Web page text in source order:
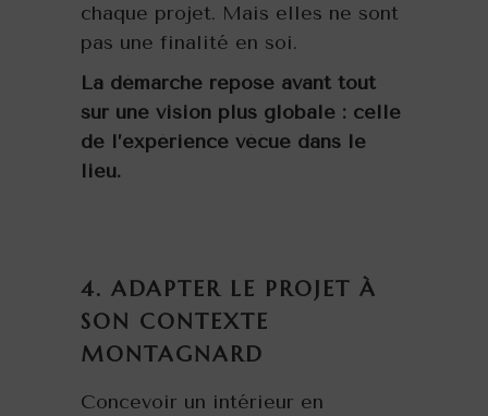
chaque projet. Mais elles ne sont
pas une finalité en soi.
La démarche repose avant tout
sur une vision plus globale : celle
de l’expérience vécue dans le
lieu.
4. ADAPTER LE PROJET À
SON CONTEXTE
MONTAGNARD
Concevoir un intérieur en